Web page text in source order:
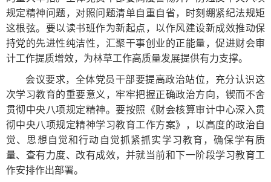
规定精神问题，对照问题清单自重自省，时刻绷紧纪法规矩
这根弦。要以读书班作为新起点，以作风建设新成效推动保
持党的先进性纯洁性，汇聚干事创业的正能量，促进财会审
计工作提质增效，为林草工作高质量发展提供有力支撑。
会议要求，全体党员干部要提高政治站位，充分认识这
次学习教育的重要意义，牢牢把握正确政治方向，锲而不舍
贯彻中央八项规定精神。要按照《财会核算审计中心深入贯
彻中央八项规定精神学习教育工作方案》，以高度的政治自
觉、思想自觉和行动自觉抓紧抓实学习教育，确保学有质
量、查有力度、改有成效，并就当前和下一阶段学习教育工
作安排作出部署。